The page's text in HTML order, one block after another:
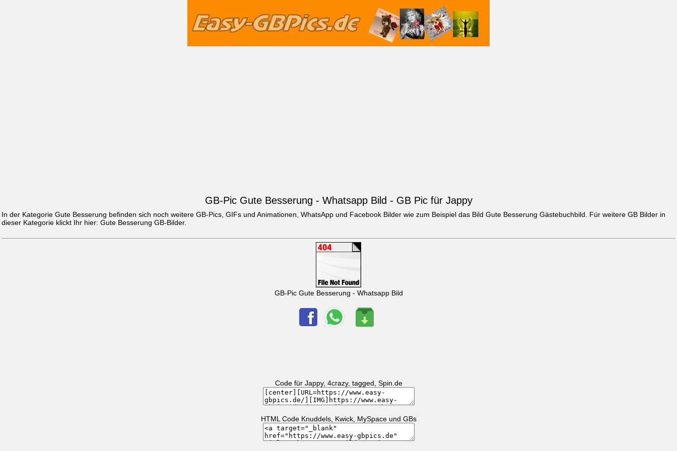
GB-Pic Gute Besserung - Whatsapp Bild - GB Pic für Jappy
In der Kategorie Gute Besserung befinden sich noch weitere GB-Pics, GIFs und Animationen, WhatsApp und Facebook Bilder wie zum Beispiel das Bild Gute Besserung Gästebuchbild . Für weitere GB Bilder in
dieser Kategorie klickt Ihr hier: Gute Besserung GB-Bilder.
GB-Pic Gute Besserung - Whatsapp Bild
Code für Jappy, 4crazy, tagged, Spin.de
HTML Code Knuddels, Kwick, MySpace und GBs